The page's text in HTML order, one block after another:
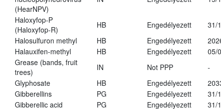
(HearNPV)
Haloxyfop-P
(Haloxyfop-R)
HB Engedélyezett
31/
Halosulfuron methyl
HB Engedélyezett
Halauxifen-methyl
HB Engedélyezett
05/
Grease (bands, fruit
trees)
IN Not PPP
-
Glyphosate
HB Engedélyezett
Gibberellins
PG Engedélyezett
31/
Gibberellic acid
PG Engedélyezett
31/